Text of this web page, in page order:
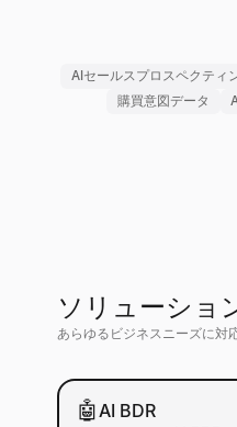
AIセールスプロスペクティ
購買意図データ
ソリューショ
あらゆるビジネスニーズに対
🤖 AI BDR